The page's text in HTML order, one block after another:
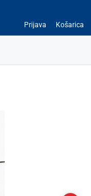
Prijava Košarica